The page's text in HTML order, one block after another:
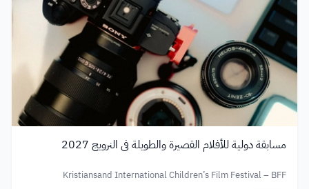
مسابقة دولية للأفلام القصيرة والطويلة في النرويج 2027
Kristiansand International Children’s Film Festival – BFF